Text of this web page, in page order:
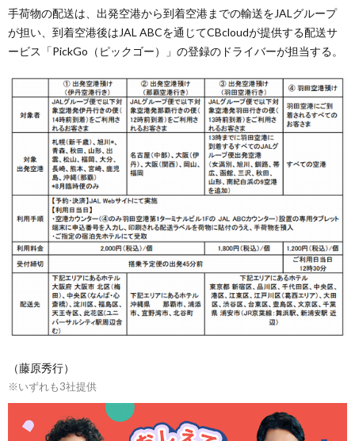
手荷物の配送は、出発空港から到着空港までの輸送をJALグループ
が担い、到着空港後はJAL ABCを通じてCBcloudが提供する配送サ
ービス「PickGo（ピックゴー）」の登録のドライバーが担当する。
（藤原秀行）
※いずれも3社提供